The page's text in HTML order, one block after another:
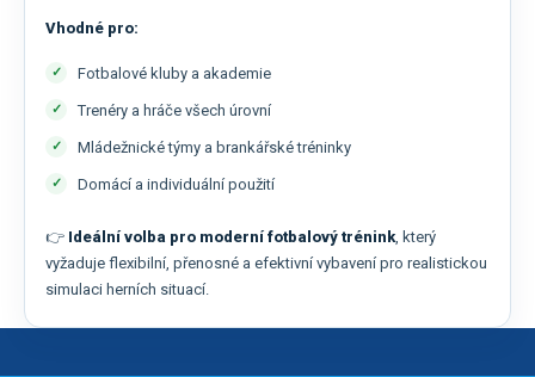
Vhodné pro:
Fotbalové kluby a akademie
Trenéry a hráče všech úrovní
Mládežnické týmy a brankářské tréninky
Domácí a individuální použití
👉 Ideální volba pro moderní fotbalový trénink , který
vyžaduje flexibilní, přenosné a efektivní vybavení pro realistickou
simulaci herních situací.